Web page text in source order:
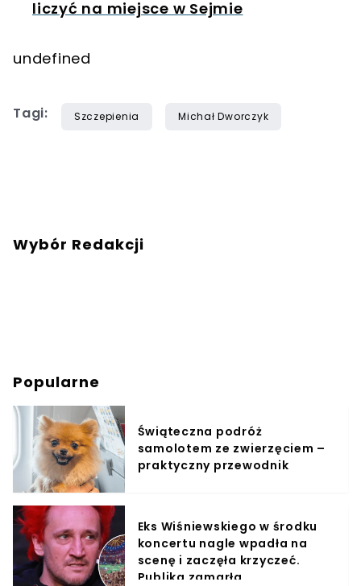
liczyć na miejsce w Sejmie
undefined
Tagi: Szczepienia Michał Dworczyk
Wybór Redakcji
Popularne
Świąteczna podróż
samolotem ze zwierzęciem –
praktyczny przewodnik
Eks Wiśniewskiego w środku
koncertu nagle wpadła na
scenę i zaczęła krzyczeć.
Publika zamarła